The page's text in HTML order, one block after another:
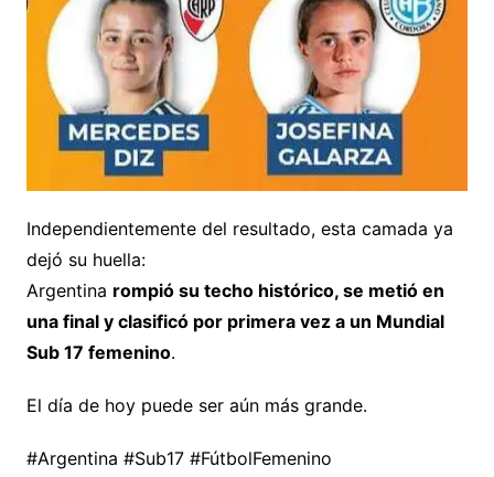
Independientemente del resultado, esta camada ya
dejó su huella:
Argentina rompió su techo histórico, se metió en
una final y clasificó por primera vez a un Mundial
Sub 17 femenino.
El día de hoy puede ser aún más grande.
#Argentina #Sub17 #FútbolFemenino